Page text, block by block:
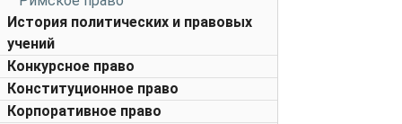
История политических и правовых
учений
Конкурсное право
Конституционное право
Корпоративное право